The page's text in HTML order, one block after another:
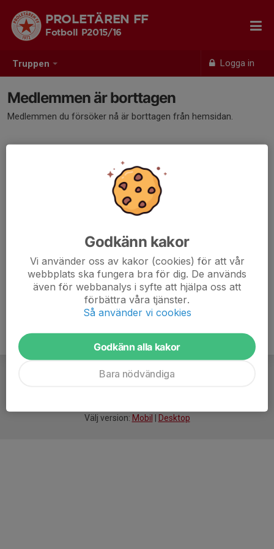
Truppen Logga in
PROLETÄREN FF
Fotboll P2015/16
Medlemmen är borttagen
Medlemmen du försöker nå är borttagen från hemsidan.
Välj version: Mobil Desktop
Godkänn kakor
Vi använder oss av kakor (cookies) för att vår
webbplats ska fungera bra för dig. De används
även för webbanalys i syfte att hjälpa oss att
förbättra våra tjänster.
Så använder vi cookies
Godkänn alla kakor
Bara nödvändiga